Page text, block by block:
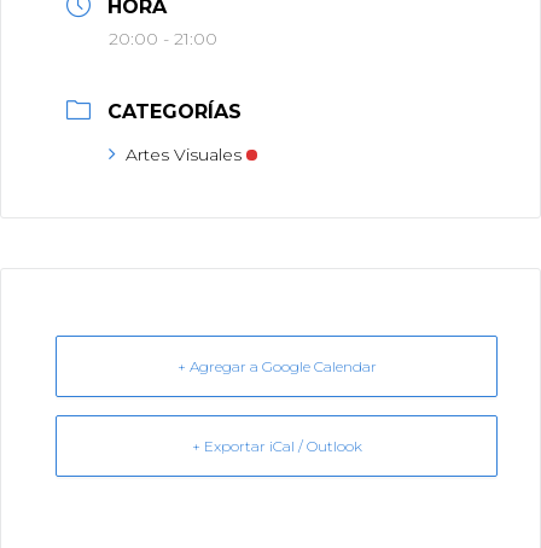
HORA
20:00 - 21:00
CATEGORÍAS
Artes Visuales
+ Agregar a Google Calendar
+ Exportar iCal / Outlook